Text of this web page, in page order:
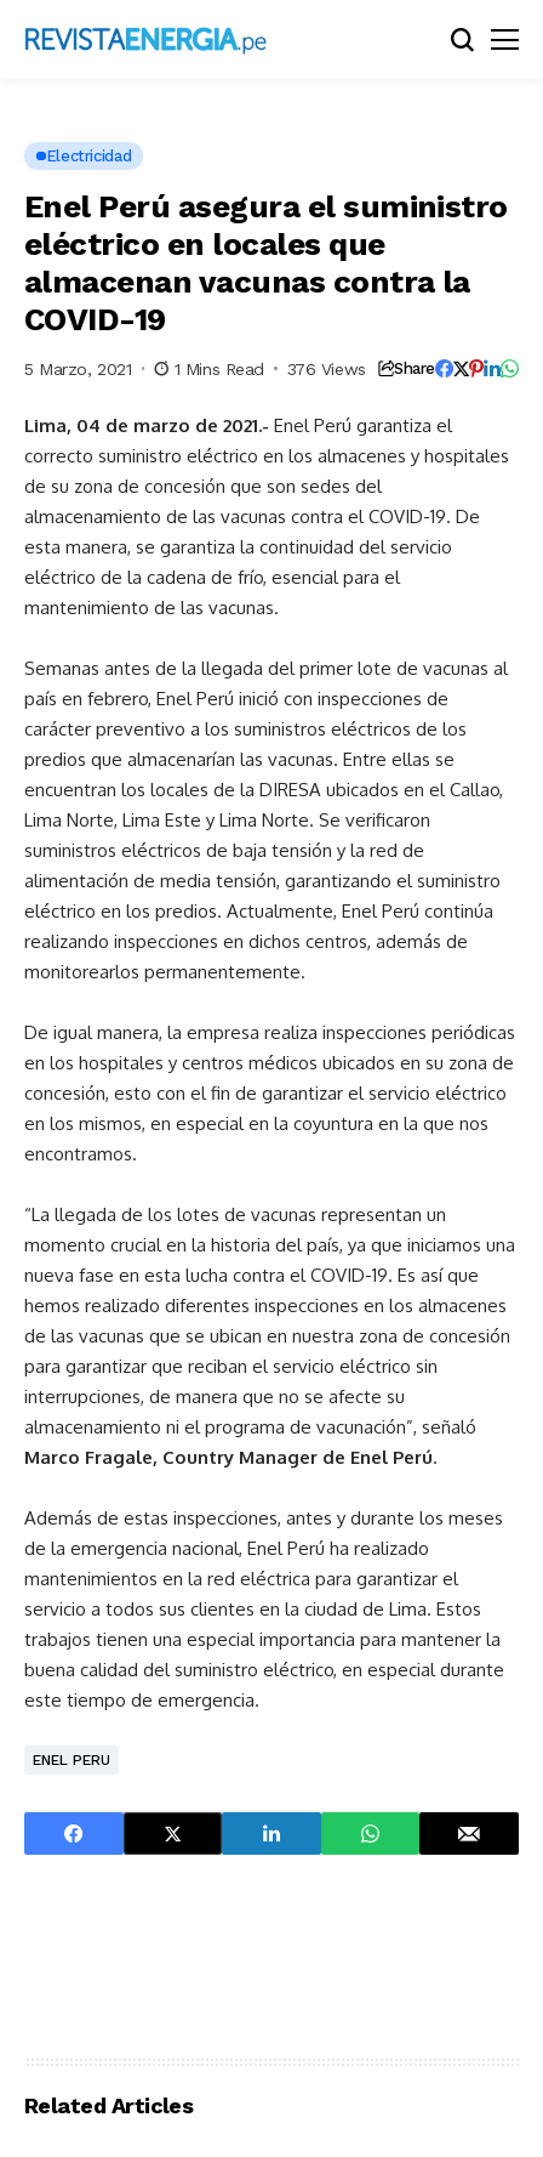
Electricidad
Enel Perú asegura el suministro
eléctrico en locales que
almacenan vacunas contra la
COVID-19
5 Marzo, 2021 1 Mins Read 376 Views Share
Lima, 04 de marzo de 2021.- Enel Perú garantiza el
correcto suministro eléctrico en los almacenes y hospitales
de su zona de concesión que son sedes del
almacenamiento de las vacunas contra el COVID-19. De
esta manera, se garantiza la continuidad del servicio
eléctrico de la cadena de frío, esencial para el
mantenimiento de las vacunas.
Semanas antes de la llegada del primer lote de vacunas al
país en febrero, Enel Perú inició con inspecciones de
carácter preventivo a los suministros eléctricos de los
predios que almacenarían las vacunas. Entre ellas se
encuentran los locales de la DIRESA ubicados en el Callao,
Lima Norte, Lima Este y Lima Norte. Se verificaron
suministros eléctricos de baja tensión y la red de
alimentación de media tensión, garantizando el suministro
eléctrico en los predios. Actualmente, Enel Perú continúa
realizando inspecciones en dichos centros, además de
monitorearlos permanentemente.
De igual manera, la empresa realiza inspecciones periódicas
en los hospitales y centros médicos ubicados en su zona de
concesión, esto con el fin de garantizar el servicio eléctrico
en los mismos, en especial en la coyuntura en la que nos
encontramos.
“La llegada de los lotes de vacunas representan un
momento crucial en la historia del país, ya que iniciamos una
nueva fase en esta lucha contra el COVID-19. Es así que
hemos realizado diferentes inspecciones en los almacenes
de las vacunas que se ubican en nuestra zona de concesión
para garantizar que reciban el servicio eléctrico sin
interrupciones, de manera que no se afecte su
almacenamiento ni el programa de vacunación”, señaló
Marco Fragale, Country Manager de Enel Perú.
Además de estas inspecciones, antes y durante los meses
de la emergencia nacional, Enel Perú ha realizado
mantenimientos en la red eléctrica para garantizar el
servicio a todos sus clientes en la ciudad de Lima. Estos
trabajos tienen una especial importancia para mantener la
buena calidad del suministro eléctrico, en especial durante
este tiempo de emergencia.
ENEL PERU
Related Articles